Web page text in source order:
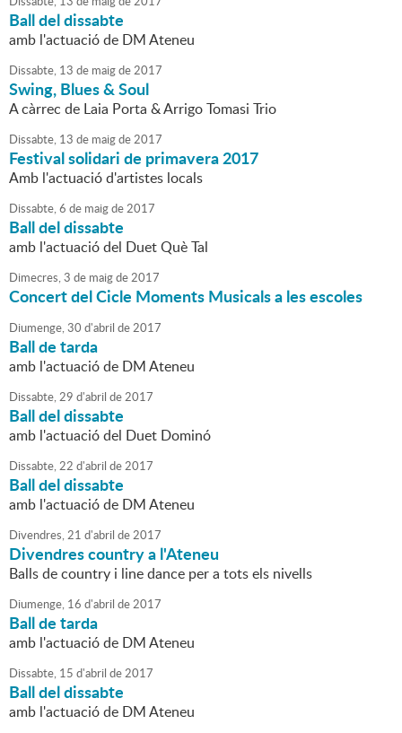
Ball del dissabte
amb l'actuació de DM Ateneu
Dissabte, 13 de maigde2017
Swing, Blues & Soul
A càrrec de Laia Porta & Arrigo Tomasi Trio
Dissabte, 13 de maigde2017
Festival solidari de primavera 2017
Amb l'actuació d'artistes locals
Dissabte,6 de maigde2017
Ball del dissabte
amb l'actuació del Duet Què Tal
Dimecres,3 de maigde2017
Concert del Cicle Moments Musicals a les escoles
Diumenge,30 d'abril de2017
Ball de tarda
amb l'actuació de DM Ateneu
Dissabte,29 d'abril de2017
Ball del dissabte
amb l'actuació del Duet Dominó
Dissabte,22 d'abril de2017
Ball del dissabte
amb l'actuació de DM Ateneu
Divendres,21 d'abril de2017
Divendres country a l'Ateneu
Balls de country i line dance per a tots els nivells
Diumenge, 16 d'abril de2017
Ball de tarda
amb l'actuació de DM Ateneu
Dissabte, 15 d'abril de2017
Ball del dissabte
amb l'actuació de DM Ateneu